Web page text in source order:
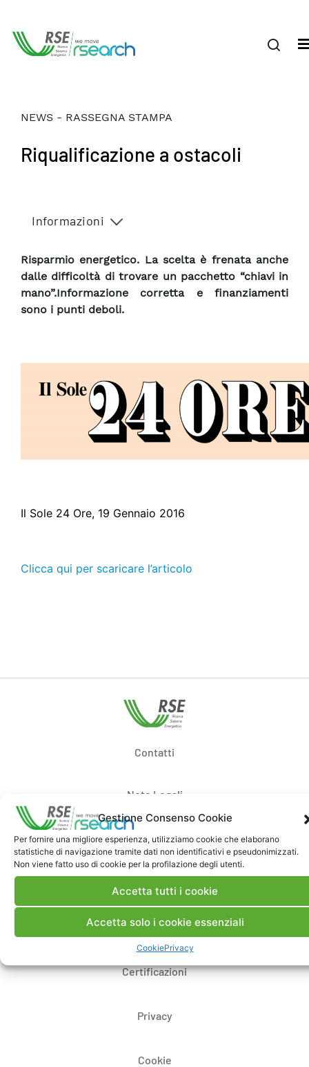
Gestione Consenso Cookie
Per fornire una migliore esperienza, utilizziamo cookie che elaborano
statistiche di navigazione tramite dati non identificativi e pseudonimizzati.
Non viene fatto uso di cookie per la profilazione degli utenti.
Accetta tutti i cookie
Accetta solo i cookie essenziali
CookiePrivacy
NEWS - RASSEGNA STAMPA
Riqualificazione a ostacoli
Informazioni
Risparmio energetico. La scelta è frenata anche
dalle difficoltà di trovare un pacchetto “chiavi in
mano”.Informazione corretta e finanziamenti
sono i punti deboli.
Il Sole 24 Ore, 19 Gennaio 2016
Clicca qui per scaricare l’articolo
Contatti
Note Legali
Dove siamo
Whistleblowing
Certificazioni
Privacy
Cookie